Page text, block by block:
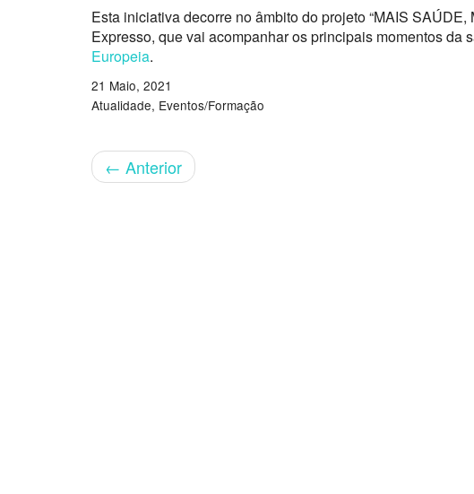
Esta iniciativa decorre no âmbito do projeto “MAIS SAÚDE,
Expresso, que vai acompanhar os principais momentos da
Europeia.
21 Maio, 2021
Atualidade Eventos/Formação
← Anterior